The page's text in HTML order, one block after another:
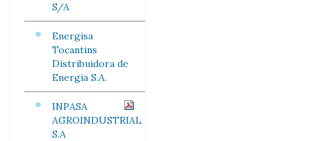
S/A
Energisa
Tocantins
Distribuidora de
Energia S.A.
INPASA
AGROINDUSTRIAL
S.A